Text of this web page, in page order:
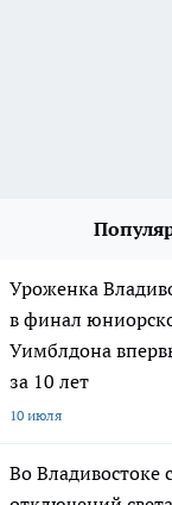
Уроженка
в финал
Уимблдона
за 10 лет
10 июля
Во Владивостоке